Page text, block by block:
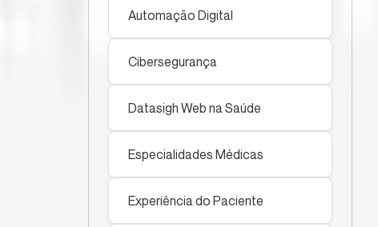
Automação Digital
Cibersegurança
Datasigh Web na Saúde
Especialidades Médicas
Experiência do Paciente